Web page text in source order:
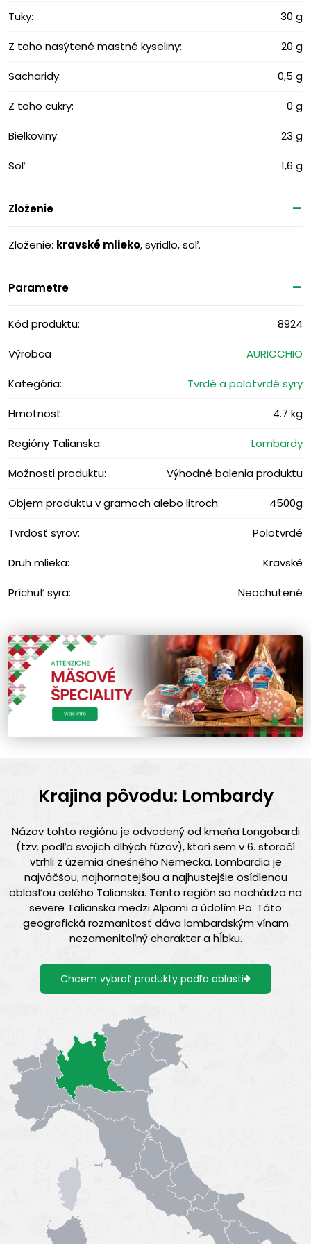
Tuky: 30 g
Z toho nasýtené mastné kyseliny: 20 g
Sacharidy: 0,5 g
Z toho cukry: 0 g
Bielkoviny: 23 g
Soľ: 1,6 g
Zloženie
Zloženie: kravské mlieko, syridlo, soľ.
Parametre
Kód produktu: 8924
Výrobca AURICCHIO
Kategória: Tvrdé a polotvrdé syry
Hmotnosť: 4.7 kg
Regióny Talianska: Lombardy
Možnosti produktu: Výhodné balenia produktu
Objem produktu v gramoch alebo litroch: 4500g
Tvrdosť syrov: Polotvrdé
Druh mlieka: Kravské
Príchuť syra: Neochutené
Krajina pôvodu: Lombardy
Názov tohto regiónu je odvodený od kmeňa Longobardi
(tzv. podľa svojich dlhých fúzov), ktorí sem v 6. storočí
vtrhli z územia dnešného Nemecka. Lombardia je
najväčšou, najhornatejšou a najhustejšie osídlenou
oblasťou celého Talianska. Tento región sa nachádza na
severe Talianska medzi Alpami a údolím Po. Táto
geografická rozmanitosť dáva lombardským vínam
nezameniteľný charakter a hĺbku.
Chcem vybrať produkty podľa oblasti